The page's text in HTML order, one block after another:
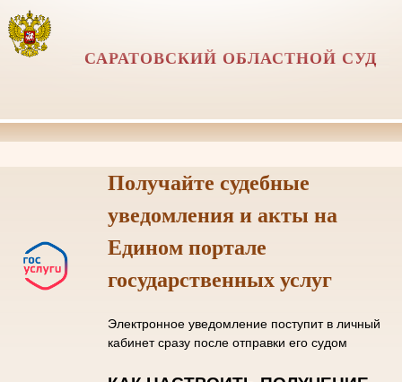
САРАТОВСКИЙ ОБЛАСТНОЙ СУД
Получайте судебные
уведомления и акты на
Едином портале
государственных услуг
Электронное уведомление поступит в личный
кабинет сразу после отправки его судом